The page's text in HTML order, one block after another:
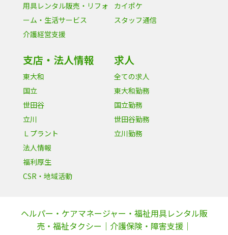
用具レンタル販売・リフォ
ーム・生活サービス
介護経営支援
カイポケ
スタッフ通信
支店・法人情報
東大和
国立
世田谷
立川
Ｌプラント
法人情報
福利厚生
CSR・地域活動
求人
全ての求人
東大和勤務
国立勤務
世田谷勤務
立川勤務
ヘルパー・ケアマネージャー・福祉用具レンタル販
売・福祉タクシー｜介護保険・障害支援｜